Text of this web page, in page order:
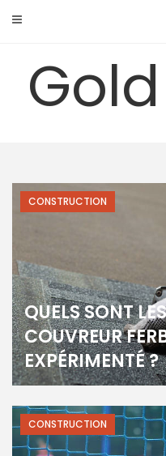
QUELS SONT
COUVREUR
EXPÉRIMENTÉ ?
CONSTRUCTION
CONSTRUCTION